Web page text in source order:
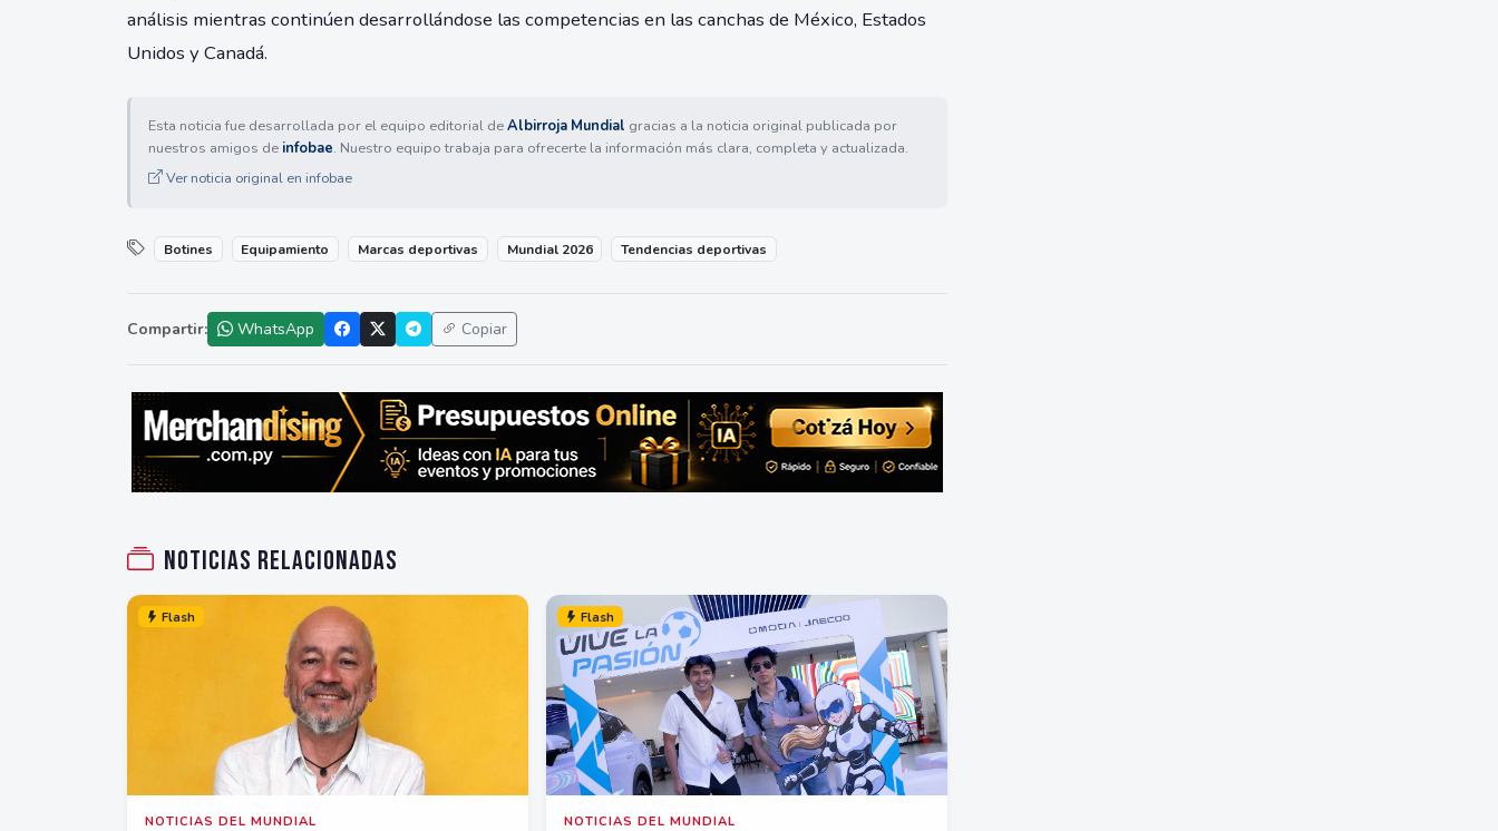
análisis mientras continúen desarrollándose las competencias en las canchas de México, Estados
Unidos y Canadá.
Esta noticia fue desarrollada por el equipo editorial deAlbirroja Mundial gracias a la noticia original publicada por
nuestros amigos de infobae. Nuestro equipo trabaja para ofrecerte la información más clara, completa y actualizada.
Ver noticia original en infobae
Botines Equipamiento Marcas deportivas Mundial 2026 Tendencias deportivas
Compartir: WhatsApp Copiar
Noticias relacionadas
Flash
NOTICIAS DEL MUNDIAL
Flash
NOTICIAS DEL MUNDIAL